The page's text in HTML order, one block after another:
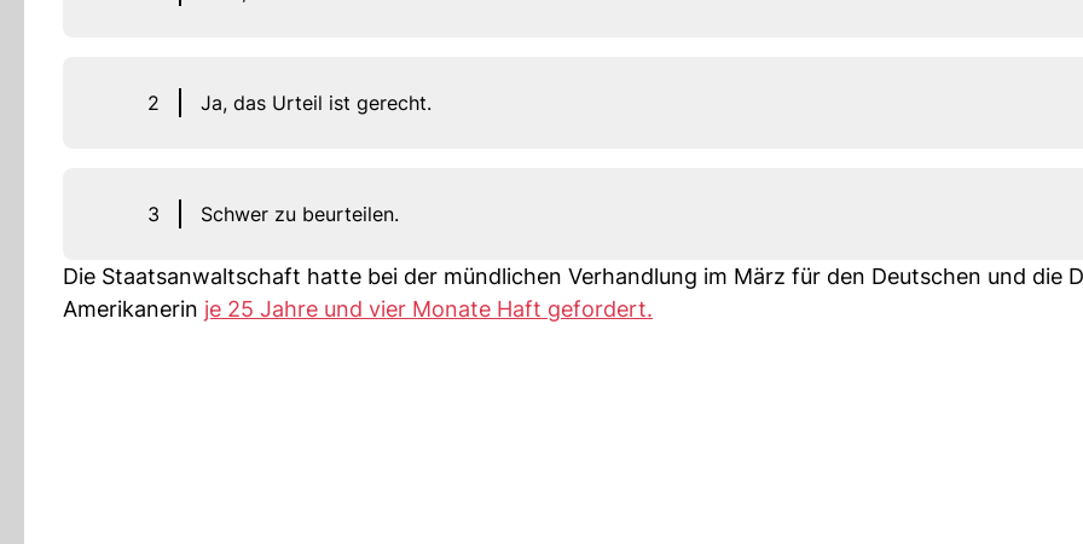
2 Ja, das Urteil ist gerecht.
3 Schwer zu beurteilen.
Die Staatsanwaltschaft hatte bei der mündlichen Verhandlung im März für den Deutschen und die
Amerikanerin je 25 Jahre und vier Monate Haft gefordert.